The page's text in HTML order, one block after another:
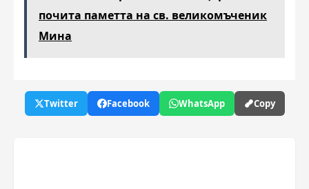
почита паметта на св. великомъченик
Мина
Twitter Facebook WhatsApp Copy